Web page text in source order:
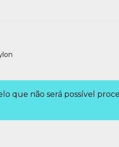
que não será possível